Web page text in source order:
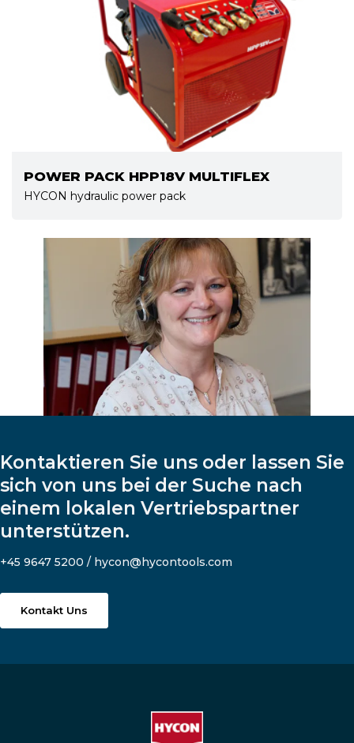
POWER PACK HPP18V MULTIFLEX
HYCON hydraulic power pack
Kontaktieren Sie uns oder lassen Sie
sich von uns bei der Suche nach
einem lokalen Vertriebspartner
unterstützen.
+45 9647 5200 / hycon@hycontools.com
Kontakt Uns